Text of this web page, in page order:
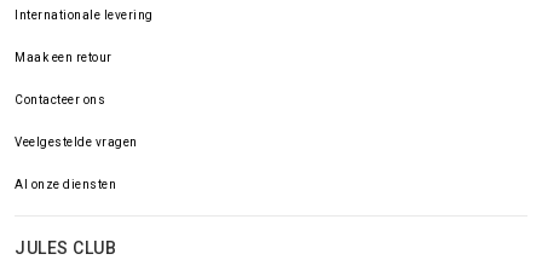
Internationale levering
Maak een retour
Contacteer ons
Veelgestelde vragen
Al onze diensten
JULES CLUB